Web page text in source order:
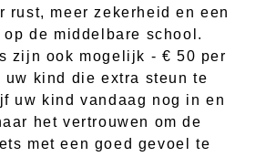
rust, meer zekerheid en een
de middelbare school.
zijn ook mogelijk - € 50 per
uw kind die extra steun te
uw kind vandaag nog in en
het vertrouwen om de
met een goed gevoel te